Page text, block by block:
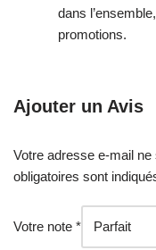
dans
promotions.
Ajouter un Avis
Votre adresse e-mail ne
obligatoires sont
Votre note *